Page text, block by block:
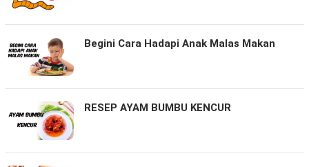
Begini Cara Hadapi Anak Malas Makan
RESEP AYAM BUMBU KENCUR